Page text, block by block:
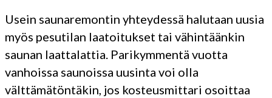
Usein saunaremontin yhteydessä halutaan uusia
myös pesutilan laatoitukset tai vähintäänkin
saunan laattalattia. Parikymmentä vuotta
vanhoissa saunoissa uusinta voi olla
välttämätöntäkin, jos kosteusmittari osoittaa